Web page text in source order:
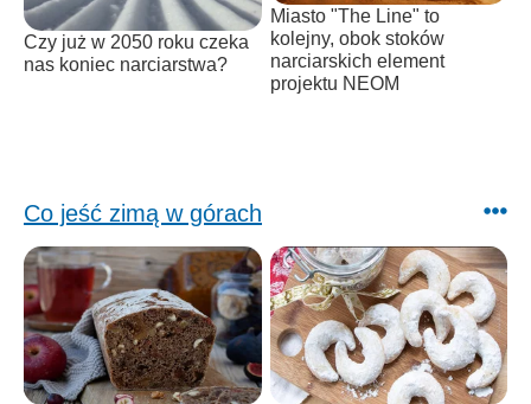
Czy już w 2050 roku czeka
nas koniec narciarstwa?
Miasto "The Line" to
kolejny, obok stoków
narciarskich element
projektu NEOM
Co jeść zimą w górach